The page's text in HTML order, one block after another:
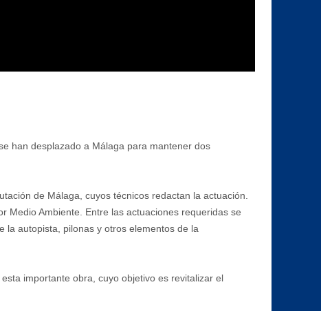
han desplazado a Málaga para mantener dos
de Málaga, cuyos técnicos redactan la actuación.
Medio Ambiente. Entre las actuaciones requeridas se
la autopista, pilonas y otros elementos de la
importante obra, cuyo objetivo es revitalizar el